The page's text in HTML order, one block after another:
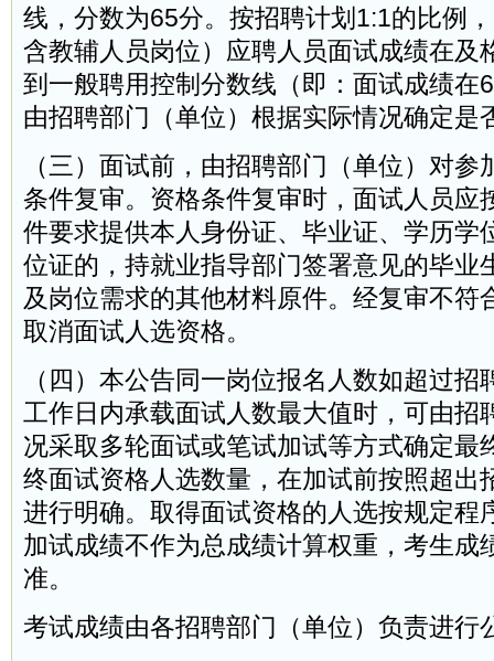
线，分数为65分。按招聘计划1:1的比例
含教辅人员岗位）应聘人员面试成绩在及
到一般聘用控制分数线（即：面试成绩在
由招聘部门（单位）根据实际情况确定是
（三）面试前，由招聘部门（单位）对
条件复审。资格条件复审时，面试人员应
件要求提供本人身份证、毕业证、学历学
位证的，持就业指导部门签署意见的毕业
及岗位需求的其他材料原件。经复审不符
取消面试人选资格。
（四）本公告同一岗位报名人数如超过
工作日内承载面试人数最大值时，可由招
况采取多轮面试或笔试加试等方式确定最
终面试资格人选数量，在加试前按照超出
进行明确。取得面试资格的人选按规定程
加试成绩不作为总成绩计算权重，考生成
准。
考试成绩由各招聘部门（单位）负责进行